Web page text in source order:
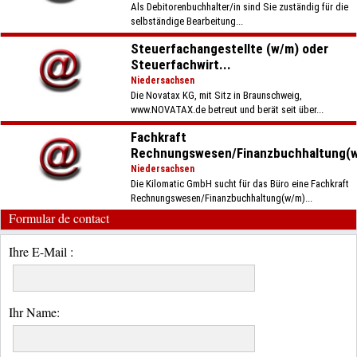
Als Debitorenbuchhalter/in sind Sie zuständig für die
selbständige Bearbeitung...
Steuerfachangestellte (w/m) oder
Steuerfachwirt...
Niedersachsen
Die Novatax KG, mit Sitz in Braunschweig,
www.NOVATAX.de betreut und berät seit über...
Fachkraft
Rechnungswesen/
Niedersachsen
Die Kilomatic GmbH sucht für das Büro eine Fachkraft
Rechnungswesen/Finanzbuchhaltung(w/m)...
Formular de contact
Ihre E-Mail :
Ihr Name: